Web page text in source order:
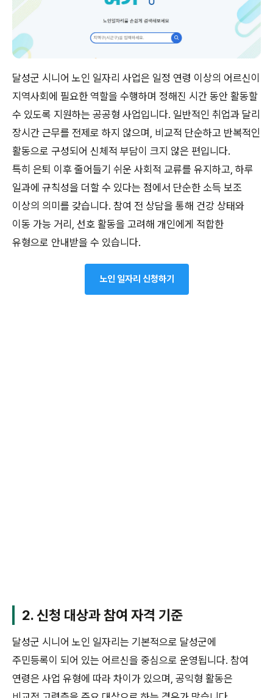
달성군 시니어 노인 일자리 사업은 일정 연령 이상의 어르신이
지역사회에 필요한 역할을 수행하며 정해진 시간 동안 활동할
수 있도록 지원하는 공공형 사업입니다. 일반적인 취업과 달리
장시간 근무를 전제로 하지 않으며, 비교적 단순하고 반복적인
활동으로 구성되어 신체적 부담이 크지 않은 편입니다.
특히 은퇴 이후 줄어들기 쉬운 사회적 교류를 유지하고, 하루
일과에 규칙성을 더할 수 있다는 점에서 단순한 소득 보조
이상의 의미를 갖습니다. 참여 전 상담을 통해 건강 상태와
이동 가능 거리, 선호 활동을 고려해 개인에게 적합한
유형으로 안내받을 수 있습니다.
노인 일자리 신청하기
2. 신청 대상과 참여 자격 기준
달성군 시니어 노인 일자리는 기본적으로 달성군에
주민등록이 되어 있는 어르신을 중심으로 운영됩니다. 참여
연령은 사업 유형에 따라 차이가 있으며, 공익형 활동은